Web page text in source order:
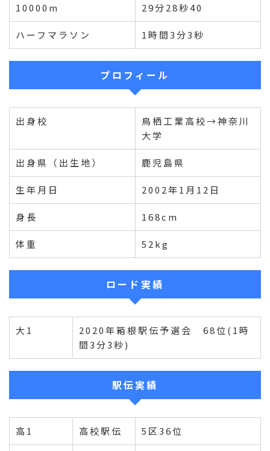
10000m 29分28秒40
ハーフマラソン 1時間3分3秒
プロフィール
出身校
鳥栖工業高校→神奈川
大学
出身県（出生地） 鹿児島県
生年月日 2002年1月12日
身長 168cm
体重 52kg
ロード実績
大1
2020年箱根駅伝予選会 68位(1時
間3分3秒)
駅伝実績
高1 高校駅伝 5区36位